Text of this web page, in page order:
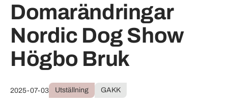
Domarändringar
Nordic Dog Show
Högbo Bruk
2025-07-03 Utställning GAKK